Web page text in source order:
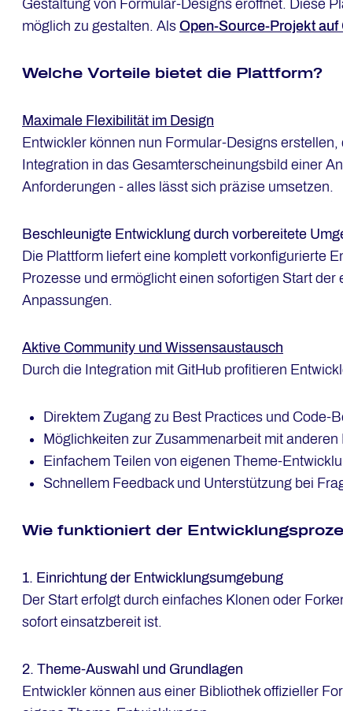
Gestaltung von Formular-Designs eröffnet. Diese
möglich zu gestalten. Als Open-Source-Projekt auf
Wel­che Vor­tei­le bie­tet die Platt­form?
Maximale Flexibilität im Design
Entwickler können nun Formular-Designs
Integration in das Gesamterscheinungsbild einer
Anforderungen - alles lässt sich präzise umsetzen.
Beschleunigte Entwicklung durch vorbereitete
Die Plattform liefert eine komplett vorkonfigurierte
Prozesse und ermöglicht einen sofortigen Start
Anpassungen.
Aktive Community und Wissensaustausch
Durch die Integration mit GitHub profitieren
Direktem Zugang zu Best Practices und Code-
Möglichkeiten zur Zusammenarbeit mit anderen
Einfachem Teilen von eigenen Theme-
Schnellem Feedback und Unterstützung bei
Wie funk­tio­niert der
1. Einrichtung der Entwicklungsumgebung
Der Start erfolgt durch einfaches Klonen oder
sofort einsatzbereit ist.
2. Theme-Auswahl und Grundlagen
Entwickler können aus einer Bibliothek offizieller